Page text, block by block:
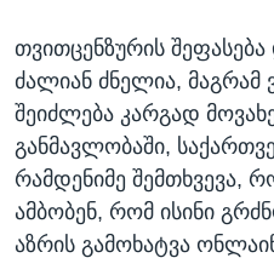
თვითცენზურის
ძალიან ძნელია,
შეიძლება კარგად
განმავლობაში,
რამდენიმე შემთხვევა,
ამბობენ, რომ ისინი
აზრის გამოხატვა